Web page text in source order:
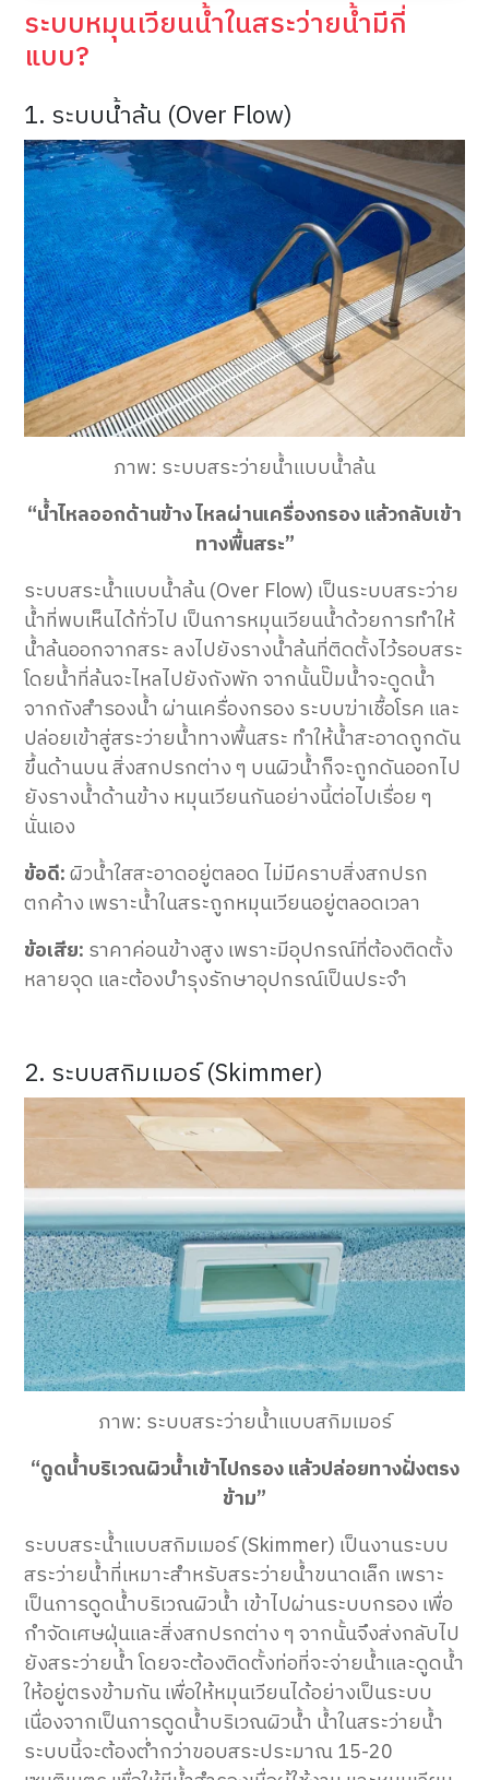
ระบบหมุนเวียนน้ำในสระว่ายน้ำมีกี่
แบบ?
1. ระบบน้ำล้น (Over Flow)
ภาพ: ระบบสระว่ายน้ำแบบน้ำล้น
“น้ำไหลออกด้านข้าง ไหลผ่านเครื่องกรอง แล้วกลับเข้า
ทางพื้นสระ”
ระบบสระน้ำแบบน้ำล้น (Over Flow) เป็นระบบสระว่าย
น้ำที่พบเห็นได้ทั่วไป เป็นการหมุนเวียนน้ำด้วยการทำให้
น้ำล้นออกจากสระ ลงไปยังรางน้ำล้นที่ติดตั้งไว้รอบสระ
โดยน้ำที่ล้นจะไหลไปยังถังพัก จากนั้นปั๊มน้ำจะดูดน้ำ
จากถังสำรองน้ำ ผ่านเครื่องกรอง ระบบฆ่าเชื้อโรค และ
ปล่อยเข้าสู่สระว่ายน้ำทางพื้นสระ ทำให้น้ำสะอาดถูกดัน
ขึ้นด้านบน สิ่งสกปรกต่าง ๆ บนผิวน้ำก็จะถูกดันออกไป
ยังรางน้ำด้านข้าง หมุนเวียนกันอย่างนี้ต่อไปเรื่อย ๆ
นั่นเอง
ข้อดี:ผิวน้ำใสสะอาดอยู่ตลอด ไม่มีคราบสิ่งสกปรก
ตกค้าง เพราะน้ำในสระถูกหมุนเวียนอยู่ตลอดเวลา
ข้อเสีย: ราคาค่อนข้างสูง เพราะมีอุปกรณ์ที่ต้องติดตั้ง
หลายจุด และต้องบำรุงรักษาอุปกรณ์เป็นประจำ
2. ระบบสกิมเมอร์ (Skimmer)
ภาพ: ระบบสระว่ายน้ำแบบสกิมเมอร์
“ดูดน้ำบริเวณผิวน้ำเข้าไปกรอง แล้วปล่อยทางฝั่งตรง
ข้าม”
ระบบสระน้ำแบบสกิมเมอร์ (Skimmer) เป็นงานระบบ
สระว่ายน้ำที่เหมาะสำหรับสระว่ายน้ำขนาดเล็ก เพราะ
เป็นการดูดน้ำบริเวณผิวน้ำ เข้าไปผ่านระบบกรอง เพื่อ
กำจัดเศษฝุ่นและสิ่งสกปรกต่าง ๆ จากนั้นจึงส่งกลับไป
ยังสระว่ายน้ำ โดยจะต้องติดตั้งท่อที่จะจ่ายน้ำและดูดน้ำ
ให้อยู่ตรงข้ามกัน เพื่อให้หมุนเวียนได้อย่างเป็นระบบ
เนื่องจากเป็นการดูดน้ำบริเวณผิวน้ำ น้ำในสระว่ายน้ำ
ระบบนี้จะต้องต่ำกว่าขอบสระประมาณ 15-20